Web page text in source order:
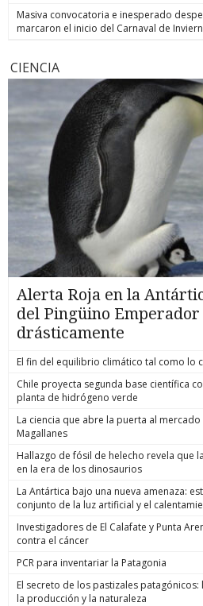
Masiva convocatoria e inesperado
marcaron el inicio del Carnaval de
CIENCIA
Alerta Roja en la
del Pingüino Emperador
drásticamente
El fin del equilibrio climático tal como lo
Chile proyecta segunda base científica
planta de hidrógeno verde
La ciencia que abre la puerta al
Magallanes
Hallazgo de fósil de helecho revela que
en la era de los dinosaurios
La Antártica bajo una nueva amenaza:
conjunto de la luz artificial y el
Investigadores de El Calafate y Punta
contra el cáncer
PCR para inventariar la Patagonia
El secreto de los pastizales
la producción y la naturaleza